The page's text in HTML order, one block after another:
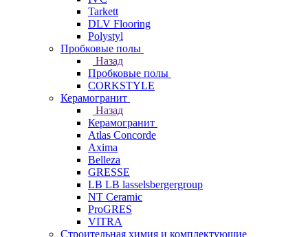
Tarkett
DLV Flooring
Polystyl
Пробковые полы
Назад
Пробковые полы
CORKSTYLE
Керамогранит
Назад
Керамогранит
Atlas Concorde
Axima
Belleza
GRESSE
LB LB lasselsbergergroup
NT Ceramic
ProGRES
VITRA
Строительная химия и комплектующие